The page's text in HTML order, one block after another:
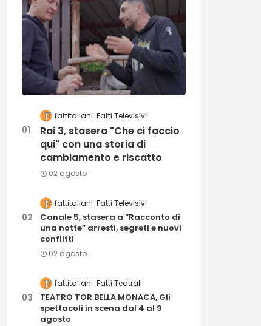
fattitaliani Fatti Televisivi
Rai 3, stasera "Che ci faccio
qui" con una storia di
cambiamento e riscatto
02 agosto
fattitaliani Fatti Televisivi
Canale 5, stasera a “Racconto di
una notte” arresti, segreti e nuovi
conflitti
02 agosto
fattitaliani Fatti Teatrali
TEATRO TOR BELLA MONACA, Gli
spettacoli in scena dal 4 al 9
agosto